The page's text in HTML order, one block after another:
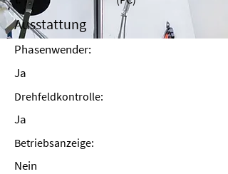
Ausstattung
Phasenwender:
Ja
Drehfeldkontrolle:
Ja
Betriebsanzeige:
Nein